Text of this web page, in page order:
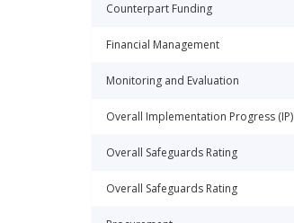
Counterpart Funding
Financial Management
Monitoring and Evaluation
Overall Implementation Progress (IP)
Overall Safeguards Rating
Overall Safeguards Rating